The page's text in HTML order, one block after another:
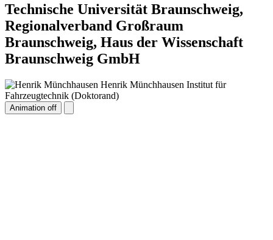
Technische Universität Braunschweig,
Regionalverband Großraum
Braunschweig, Haus der Wissenschaft
Braunschweig GmbH
Henrik Münchhausen Institut für
Fahrzeugtechnik (Doktorand)
Animation off